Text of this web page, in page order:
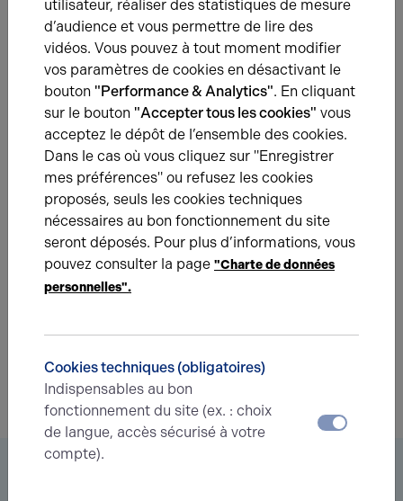
Le Parc d’Activités Le Royeux
Cette zone d’activités qui s’étend sur la commune de
GAUCHY, est bordée à l’ouest par un axe routier important,
la D1 qui bénéficie d’un accès autoroutier à quelques
centaines de mètres, plus au sud.
Une question ?
Prenez contact avec nos experts pour vous
accompagner dans votre projet d’immobilier
d’entreprise.
utilisateur, réaliser des statistiques de mesure
d’audience et vous permettre de lire des
vidéos. Vous pouvez à tout moment modifier
vos paramètres de cookies en désactivant le
bouton "Performance & Analytics". En cliquant
sur le bouton "Accepter tous les cookies" vous
acceptez le dépôt de l’ensemble des cookies.
Dans le cas où vous cliquez sur "Enregistrer
mes préférences" ou refusez les cookies
proposés, seuls les cookies techniques
nécessaires au bon fonctionnement du site
seront déposés. Pour plus d’informations, vous
pouvez consulter la page "Charte de données
personnelles".
Cookies techniques (obligatoires)
Indispensables au bon
fonctionnement du site (ex. : choix
de langue, accès sécurisé à votre
compte).